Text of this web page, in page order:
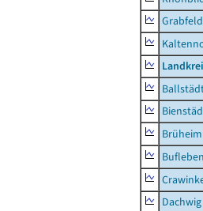
Grabfeld
Brüheim
Dachwig